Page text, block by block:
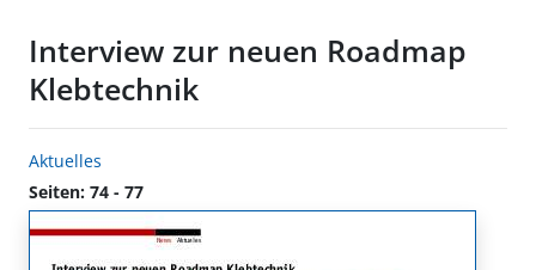
Interview zur neuen Roadmap
Klebtechnik
Aktuelles
Seiten: 74 - 77